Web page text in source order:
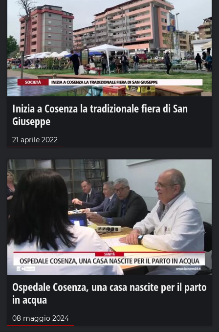
Inizia a Cosenza la tradizionale fiera di San
Giuseppe
21 aprile 2022
Ospedale Cosenza, una casa nascite per il parto
in acqua
08 maggio 2024